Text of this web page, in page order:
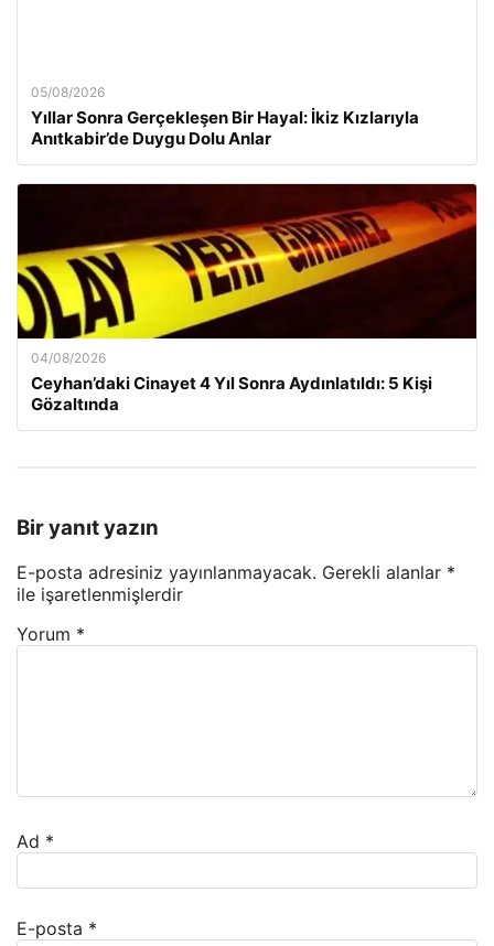
05/08/2026
Yıllar Sonra Gerçekleşen Bir Hayal: İkiz Kızlarıyla
Anıtkabir’de Duygu Dolu Anlar
04/08/2026
Ceyhan’daki Cinayet 4 Yıl Sonra Aydınlatıldı: 5 Kişi
Gözaltında
Bir yanıt yazın
E-posta adresiniz yayınlanmayacak. Gerekli alanlar *
ile işaretlenmişlerdir
Yorum *
Ad *
E-posta *